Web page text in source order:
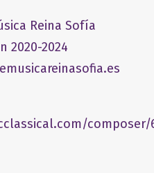
Reina Sofía
2020-2024
composer/